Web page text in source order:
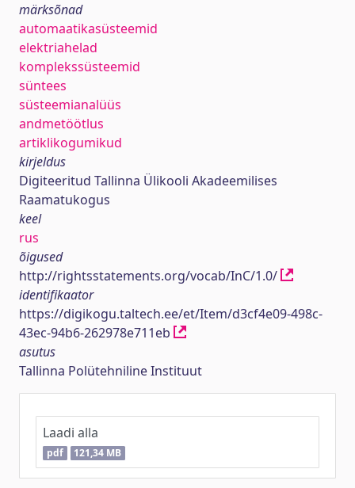
märksõnad
automaatikasüsteemid
elektriahelad
komplekssüsteemid
süntees
süsteemianalüüs
andmetöötlus
artiklikogumikud
kirjeldus
Digiteeritud Tallinna Ülikooli Akadeemilises
Raamatukogus
keel
rus
õigused
http://rightsstatements.org/vocab/InC/1.0/
identifikaator
https://digikogu.taltech.ee/et/Item/d3cf4e09-498c-
43ec-94b6-262978e711eb
asutus
Tallinna Polütehniline Instituut
Laadi alla
pdf 121,34 MB